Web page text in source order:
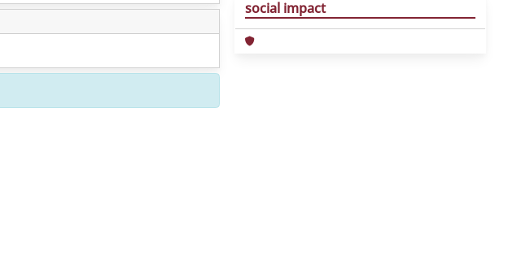
social impact